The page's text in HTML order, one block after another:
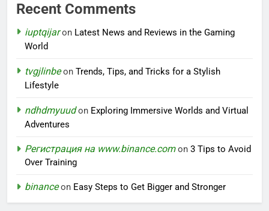
Recent Comments
iuptqijaron Latest News and Reviews in the Gaming
World
tvgjlinbeon Trends, Tips, and Tricks for a Stylish
Lifestyle
ndhdmyuudon Exploring Immersive Worlds and Virtual
Adventures
Регистрация на www.binance.comon 3 Tips to Avoid
Over Training
binanceon Easy Steps to Get Bigger and Stronger